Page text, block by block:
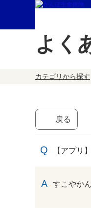
よく
カテゴリから探す
戻る
【アプリ
すこやか